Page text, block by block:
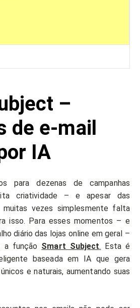
–
de e-mail
IA
para dezenas de campanhas
criatividade – e apesar das
muitas vezes simplesmente falta
isso. Para esses momentos – e
diário das lojas online em geral –
a função Smart Subject. Esta é
baseada em IA que gera
e naturais, aumentando suas